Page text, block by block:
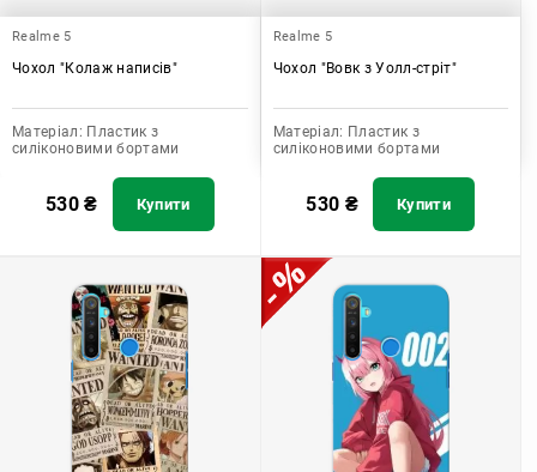
Realme 5
Чохол "Колаж написів"
Матеріал: Пластик з
силіконовими бортами
530₴ Купити
Realme 5
Чохол "Вовк з Уолл-стріт"
Матеріал: Пластик з
силіконовими бортами
530 ₴ Купити